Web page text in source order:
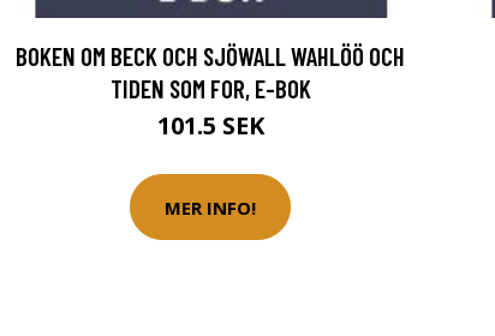
BOKEN OM BECK OCH SJÖWALL WAHLÖÖ OCH
TIDEN SOM FOR, E-BOK
101.5 SEK
MER INFO!